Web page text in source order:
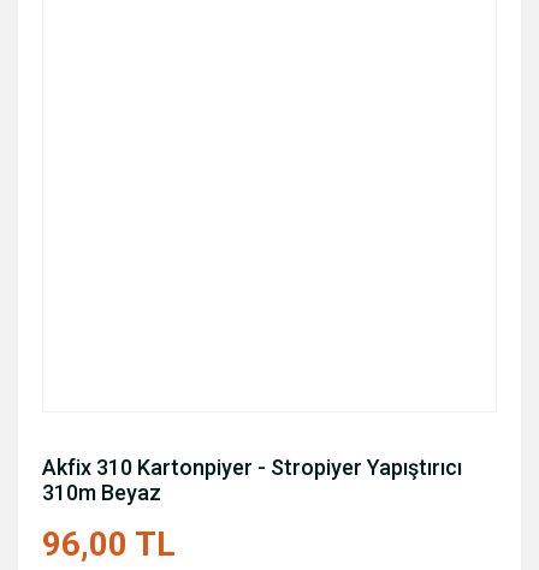
Akfix 310 Kartonpiyer - Stropiyer Yapıştırıcı
310m Beyaz
96,00 TL